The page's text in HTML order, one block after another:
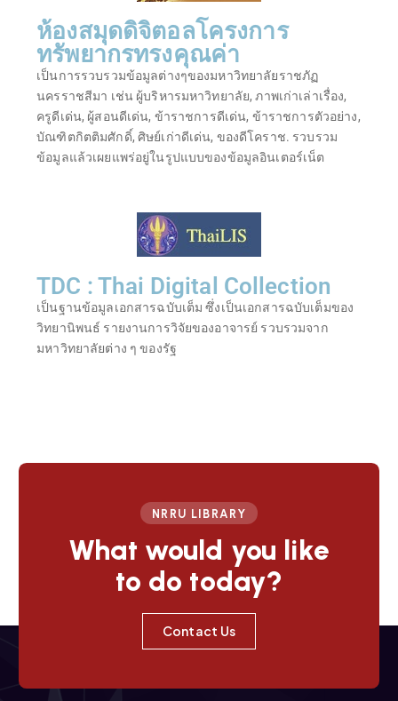
ห้องสมุดดิจิตอลโครงการ
ทรัพยากรทรงคุณค่า
เป็นการรวบรวมข้อมูลต่างๆของมหาวิทยาลัยราชภัฏ
นครราชสีมา เช่น ผู้บริหารมหาวิทยาลัย, ภาพเก่าเล่าเรื่อง,
ครูดีเด่น, ผู้สอนดีเด่น, ข้าราชการดีเด่น, ข้าราชการตัวอย่าง,
บัณฑิตกิตติมศักดิ์, ศิษย์เก่าดีเด่น, ของดีโคราช. รวบรวม
ข้อมูลแล้วเผยแพร่อยู่ในรูปแบบของข้อมูลอินเตอร์เน็ต
TDC : Thai Digital Collection
เป็นฐานข้อมูลเอกสารฉบับเต็ม ซึ่งเป็นเอกสารฉบับเต็มของ
วิทยานิพนธ์ รายงานการวิจัยของอาจารย์ รวบรวมจาก
มหาวิทยาลัยต่าง ๆ ของรัฐ
NRRU LIBRARY
What would you like
to do today?
Contact Us